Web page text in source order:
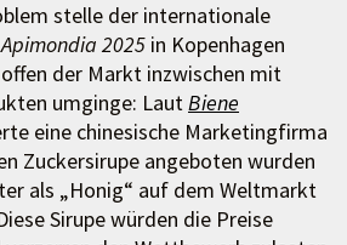
stelle der internationale
Apimondia 2025 in Kopenhagen
der Markt inzwischen mit
umginge: LautBiene
eine chinesische Marketingfirma
Zuckersirupe angeboten wurden
als „Honig“ auf dem Weltmarkt
Sirupe würden die Preise